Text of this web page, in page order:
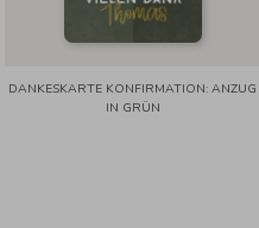
DANKESKARTE KONFIRMATION: ANZUG
IN GRÜN